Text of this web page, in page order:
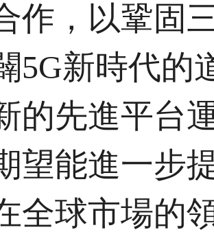
作，以鞏固
5G新時代的
的先進平台
望能進一步
全球市場的